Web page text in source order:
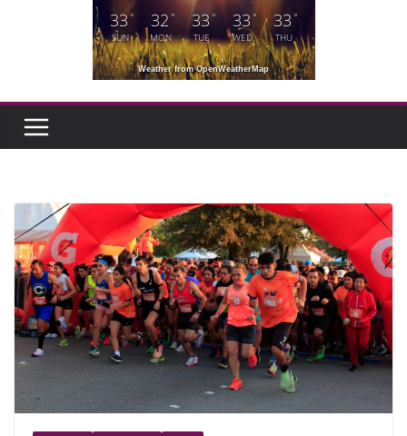
33°
SUN
32 °
MON
33°
TUE
33 °
WED
33 °
THU
Weather from OpenWeatherMap